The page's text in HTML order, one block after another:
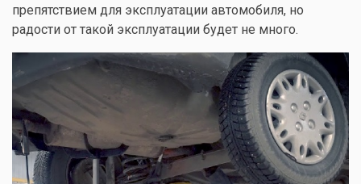
препятствием для эксплуатации автомобиля, но
радости от такой эксплуатации будет не много.